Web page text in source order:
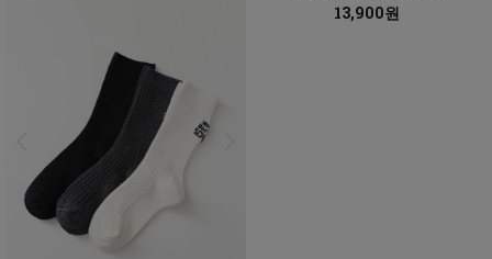
13,900원